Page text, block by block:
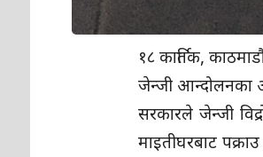
१८ कार्तिक,
जेन्जी आन्दोलनका
सरकारले जेन्जी
माइतीघरबाट